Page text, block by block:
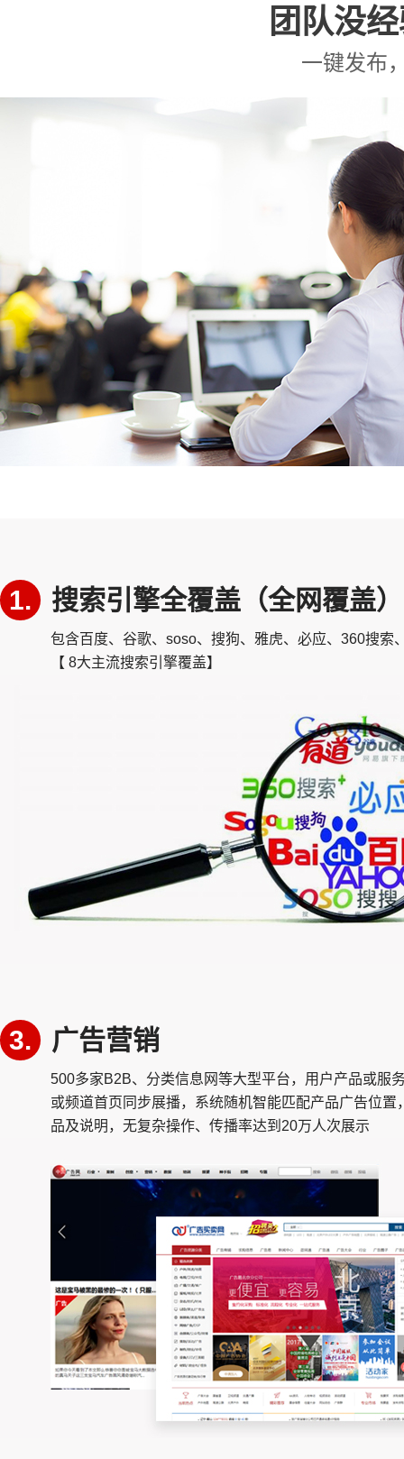
团队没
一键发布
1. 搜索引擎全覆盖（全网覆盖）
包含百度、谷歌、soso、搜狗、雅虎、必应、360搜索
【 8大主流搜索引擎覆盖】
3. 广告营销
500多家B2B、分类信息网等大型平台，用户产品或服
或频道首页同步展播，系统随机智能匹配产品广告位置
品及说明，无复杂操作、传播率达到20万人次展示